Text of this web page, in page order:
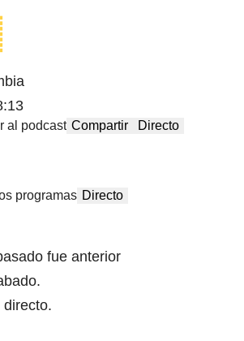
Ir al podcast Compartir Directo
programas Directo
fue anterior
directo.